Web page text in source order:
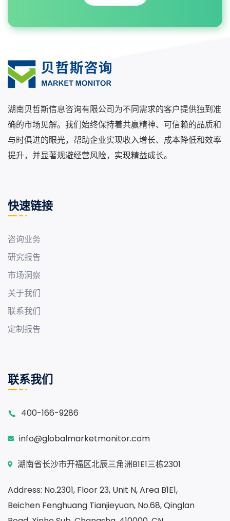
湖南贝哲斯信息咨询有限公司为不同需求的客户提供独到准
确的市场见解。我们始终保持着共赢精神、可信赖的品质和
与时俱进的眼光，帮助企业实现收入增长、成本降低和效率
提升，并显著规避经营风险，实现精益成长。
快速链接
咨询业务
研究报告
市场洞察
关于我们
联系我们
定制报告
联系我们
400-166-9286
info@globalmarketmonitor.com
湖南省长沙市开福区北辰三角洲B1E1三栋2301
Address: No.2301, Floor 23, Unit N, Area B1E1,
Beichen Fenghuang Tianjieyuan, No.68, Qinglan